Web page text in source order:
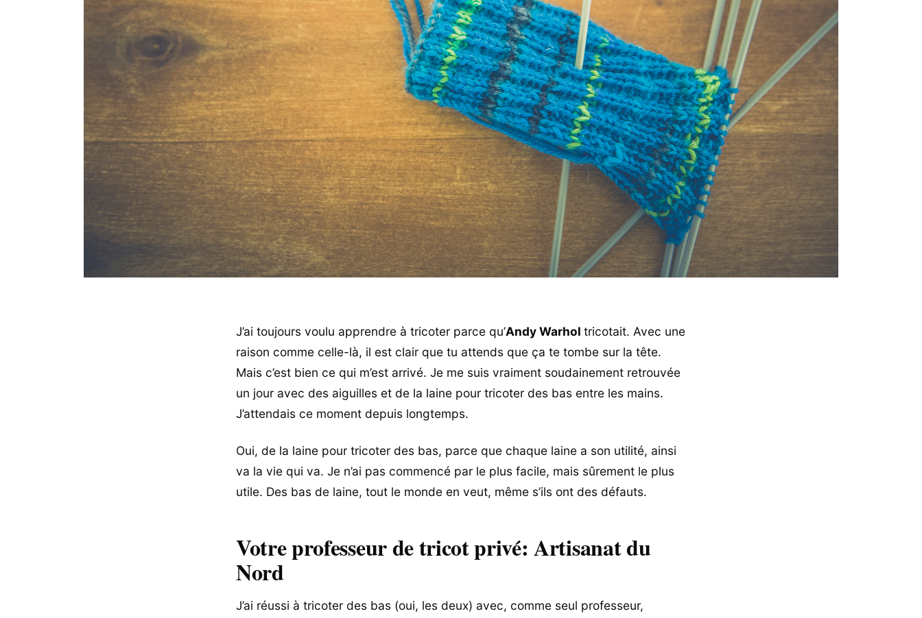
J’ai toujours voulu apprendre à tricoter parce qu’Andy Warhol tricotait. Avec une
raison comme celle-là, il est clair que tu attends que ça te tombe sur la tête.
Mais c’est bien ce qui m’est arrivé. Je me suis vraiment soudainement retrouvée
un jour avec des aiguilles et de la laine pour tricoter des bas entre les mains.
J’attendais ce moment depuis longtemps.
Oui, de la laine pour tricoter des bas, parce que chaque laine a son utilité, ainsi
va la vie qui va. Je n’ai pas commencé par le plus facile, mais sûrement le plus
utile. Des bas de laine, tout le monde en veut, même s’ils ont des défauts.
Votre professeur de tricot privé: Artisanat du
Nord
J’ai réussi à tricoter des bas (oui, les deux) avec, comme seul professeur,